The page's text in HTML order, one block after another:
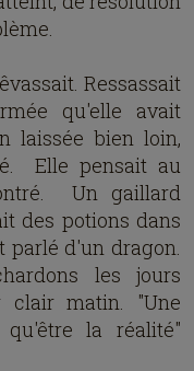
Ressassait
qu'elle avait
laissée bien loin,
Elle pensait au
Un gaillard
des potions dans
parlé d'un dragon.
les jours
matin. "Une
la réalité"